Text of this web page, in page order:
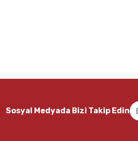
Sosyal Medyada Bizi Takip Edin